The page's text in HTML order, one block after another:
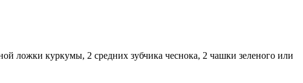
ложки куркумы, 2 средних зубчика чеснока, 2 чашки зеленого или